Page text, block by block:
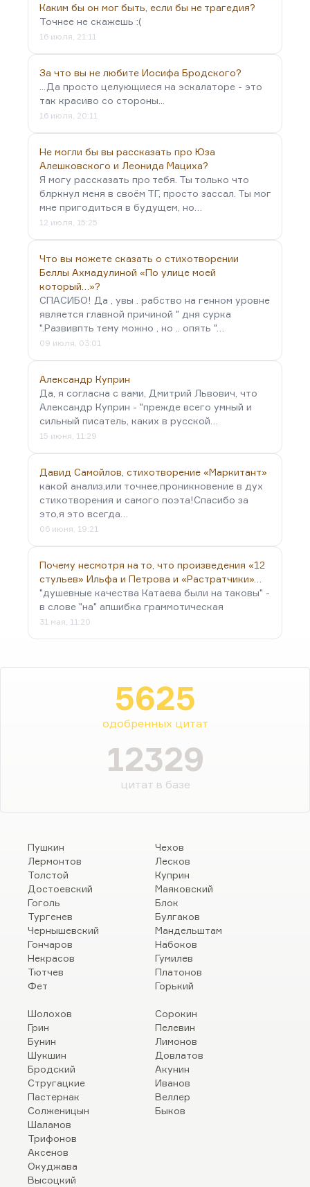
Каким бы он мог быть, если бы не трагедия?
Точнее не скажешь :(
16 июля, 21:11
За что вы не любите Иосифа Бродского?
...Да просто целующиеся на эскалаторе - это
так красиво со стороны...
16 июля, 20:11
Не могли бы вы рассказать про Юза
Алешковского и Леонида Мациха?
Я могу рассказать про тебя. Ты только что
блркнул меня в своём ТГ, просто зассал. Ты мог
мне пригодиться в будущем, но…
12 июля, 15:25
Что вы можете сказать о стихотворении
Беллы Ахмадулиной «По улице моей
который…»?
СПАСИБО! Да , увы . рабство на генном уровне
является главной причиной " дня сурка
".Развивпть тему можно , но .. опять "…
09 июля, 03:01
Александр Куприн
Да, я согласна с вами, Дмитрий Львович, что
Александр Куприн - "прежде всего умный и
сильный писатель, каких в русской…
15 июня, 11:29
Давид Самойлов, стихотворение «Маркитант»
какой анализ,или точнее,проникновение в дух
стихотворения и самого поэта!Спасибо за
это,я это всегда…
06 июня, 19:21
Почему несмотря на то, что произведения «12
стульев» Ильфа и Петрова и «Растратчики»…
"душевные качества Катаева были на таковы" -
в слове "на" апшибка граммотическая
31 мая, 11:20
5625
одобренных цитат
12329
цитат в базе
Пушкин
Лермонтов
Толстой
Достоевский
Гоголь
Тургенев
Чернышевский
Гончаров
Некрасов
Тютчев
Фет
Чехов
Лесков
Куприн
Маяковский
Блок
Булгаков
Мандельштам
Набоков
Гумилев
Платонов
Горький
Шолохов
Грин
Бунин
Шукшин
Бродский
Стругацкие
Пастернак
Солженицын
Шаламов
Трифонов
Аксенов
Окуджава
Высоцкий
Сорокин
Пелевин
Лимонов
Довлатов
Акунин
Иванов
Веллер
Быков